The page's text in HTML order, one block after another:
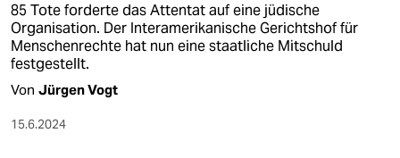
85 Tote forderte das Attentat auf eine jüdische
Organisation. Der Interamerikanische Gerichtshof für
Menschenrechte hat nun eine staatliche Mitschuld
festgestellt.
Von Jürgen Vogt
15.6.2024